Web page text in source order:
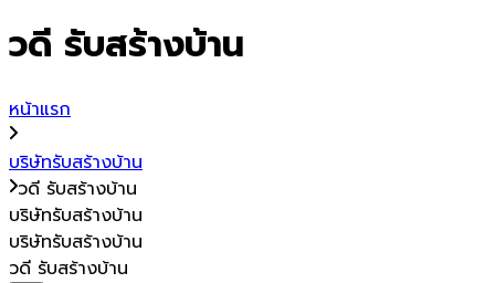
วดี รับสร้างบ้าน
หน้าแรก
บริษัทรับสร้างบ้าน
วดี รับสร้างบ้าน
บริษัทรับสร้างบ้าน
บริษัทรับสร้างบ้าน
วดี รับสร้างบ้าน